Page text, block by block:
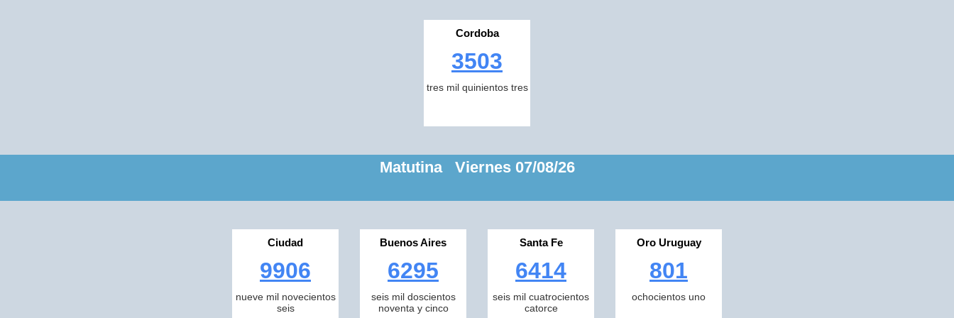
Cordoba
3503
tres mil quinientos tres
Matutina Viernes 07/08/26
Ciudad
9906
nueve mil novecientos
seis
Buenos Aires
6295
seis mil doscientos
noventa y cinco
Santa Fe
6414
seis mil cuatrocientos
catorce
Oro Uruguay
801
ochocientos uno